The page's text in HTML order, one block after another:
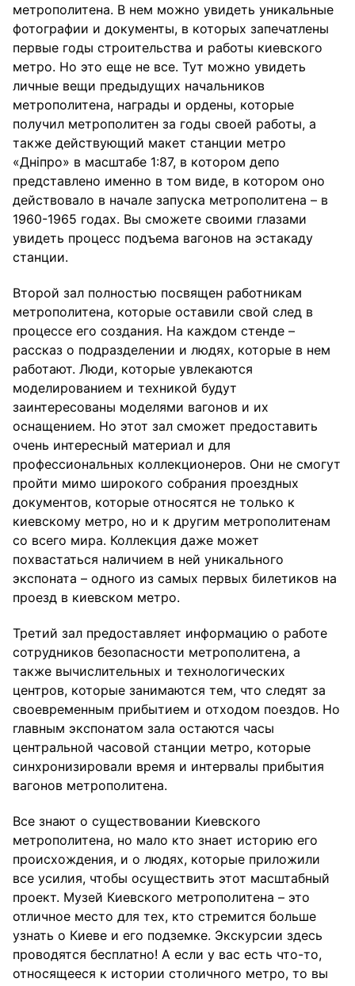
метрополитена. В нем можно увидеть уникальные
фотографии и документы, в которых запечатлены
первые годы строительства и работы киевского
метро. Но это еще не все. Тут можно увидеть
личные вещи предыдущих начальников
метрополитена, награды и ордены, которые
получил метрополитен за годы своей работы, а
также действующий макет станции метро
«Дніпро» в масштабе 1:87, в котором депо
представлено именно в том виде, в котором оно
действовало в начале запуска метрополитена – в
1960-1965 годах. Вы сможете своими глазами
увидеть процесс подъема вагонов на эстакаду
станции.
Второй зал полностью посвящен работникам
метрополитена, которые оставили свой след в
процессе его создания. На каждом стенде –
рассказ о подразделении и людях, которые в нем
работают. Люди, которые увлекаются
моделированием и техникой будут
заинтересованы моделями вагонов и их
оснащением. Но этот зал сможет предоставить
очень интересный материал и для
профессиональных коллекционеров. Они не смогут
пройти мимо широкого собрания проездных
документов, которые относятся не только к
киевскому метро, но и к другим метрополитенам
со всего мира. Коллекция даже может
похвастаться наличием в ней уникального
экспоната – одного из самых первых билетиков на
проезд в киевском метро.
Третий зал предоставляет информацию о работе
сотрудников безопасности метрополитена, а
также вычислительных и технологических
центров, которые занимаются тем, что следят за
своевременным прибытием и отходом поездов. Но
главным экспонатом зала остаются часы
центральной часовой станции метро, которые
синхронизировали время и интервалы прибытия
вагонов метрополитена.
Все знают о существовании Киевского
метрополитена, но мало кто знает историю его
происхождения, и о людях, которые приложили
все усилия, чтобы осуществить этот масштабный
проект. Музей Киевского метрополитена – это
отличное место для тех, кто стремится больше
узнать о Киеве и его подземке. Экскурсии здесь
проводятся бесплатно! А если у вас есть что-то,
относящееся к истории столичного метро, то вы